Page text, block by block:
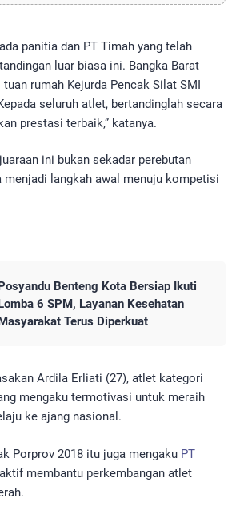
panitia dan PT Timah yang telah
luar biasa ini. Bangka Barat
rumah Kejurda Pencak Silat SMI
seluruh atlet, bertandinglah secara
prestasi terbaik,” katanya.
ini bukan sekadar perebutan
menjadi langkah awal menuju kompetisi
Posyandu Benteng Kota Bersiap Ikuti
Lomba 6 SPM, Layanan Kesehatan
Masyarakat Terus Diperkuat
Ardila Erliati (27), atlet kategori
mengaku termotivasi untuk meraih
ke ajang nasional.
Porprov 2018 itu juga mengaku PT
membantu perkembangan atlet